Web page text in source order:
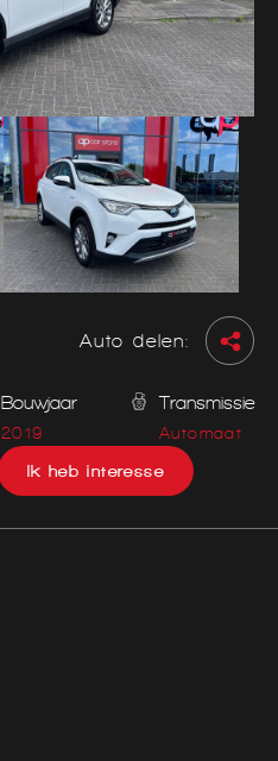
Auto delen:
Bouwjaar
2019
Transmissie
Automaat
Ik heb interesse